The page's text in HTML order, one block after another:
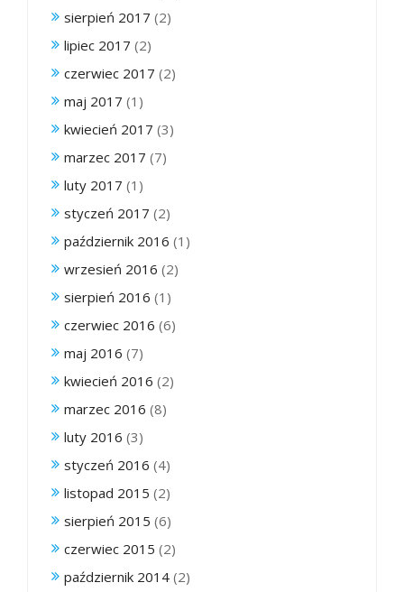
sierpień 2017 (2)
lipiec 2017 (2)
czerwiec 2017 (2)
maj 2017 (1)
kwiecień 2017 (3)
marzec 2017 (7)
luty 2017 (1)
styczeń 2017 (2)
październik 2016 (1)
wrzesień 2016 (2)
sierpień 2016 (1)
czerwiec 2016 (6)
maj 2016 (7)
kwiecień 2016 (2)
marzec 2016 (8)
luty 2016 (3)
styczeń 2016 (4)
listopad 2015 (2)
sierpień 2015 (6)
czerwiec 2015 (2)
październik 2014 (2)